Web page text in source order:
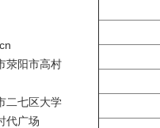
荥阳市高村
二七区大学
代广场